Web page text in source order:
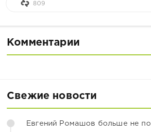
809
Комментарии
Свежие новости
Евгений Ромашов больше не